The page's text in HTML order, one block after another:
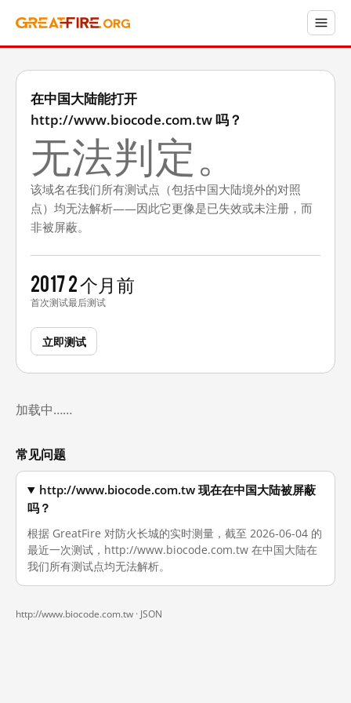
在中国大陆能打开
http://www.biocode.com.tw 吗？
无法判定。
该域名在我们所有测试点（包括中国大陆境外的对照
点）均无法解析——因此它更像是已失效或未注册，而
非被屏蔽。
2017
首次测试
2 个月前
最后测试
立即测试
加载中……
常见问题
http://www.biocode.com.tw 现在在中国大陆被屏蔽
吗？
根据 GreatFire 对防火长城的实时测量，截至 2026-06-04 的
最近一次测试，http://www.biocode.com.tw 在中国大陆在
我们所有测试点均无法解析。
http://www.biocode.com.tw · JSON